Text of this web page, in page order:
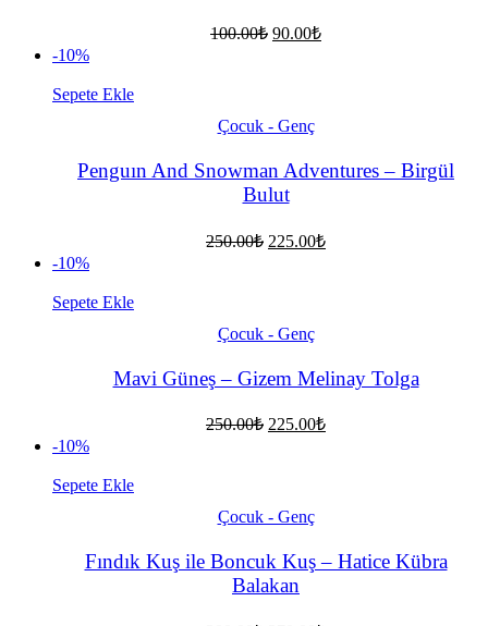
100.00₺ Orijinal
90.00₺Şu
-10%
Sepete Ekle
Çocuk - Genç
Penguın And Snowman Adventures – Birgül
Bulut
250.00₺ Orijinal
225.00₺Şu
-10%
Sepete Ekle
Çocuk - Genç
Mavi Güneş – Gizem Melinay Tolga
250.00₺ Orijinal
225.00₺Şu
-10%
Sepete Ekle
Çocuk - Genç
Fındık Kuş ile Boncuk Kuş – Hatice Kübra
Balakan